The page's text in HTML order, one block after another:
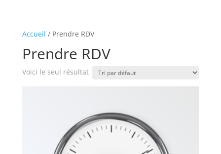
Accueil / Prendre RDV
Prendre RDV
Voici le seul résultat